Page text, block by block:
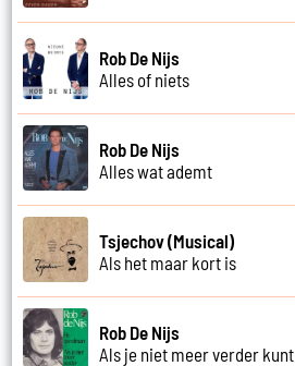
Rob De Nijs
Alles of niets
Rob De Nijs
Alles wat ademt
Tsjechov (Musical)
Als het maar kort is
Rob De Nijs
Als je niet meer verder kunt